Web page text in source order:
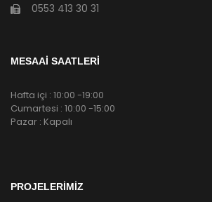
0553 413 30 31
MESAAİ SAATLERİ
Hafta içi : 10:00 -19:00
Cumartesi : 10:00 -15:00
Pazar : Kapalı
PROJELERIMIZ